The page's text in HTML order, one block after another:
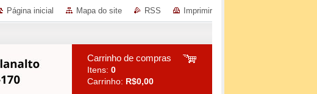
Página inicial Mapa do site RSS Imprimir
Carrinho de compras
Itens: 0
Carrinho: R$0,00